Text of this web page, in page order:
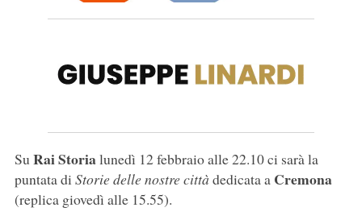
SuRai Storialunedì 12 febbraio alle 22.10 ci sarà la
puntata di Storie delle nostre città dedicata a Cremona
(replica giovedì alle 15.55).